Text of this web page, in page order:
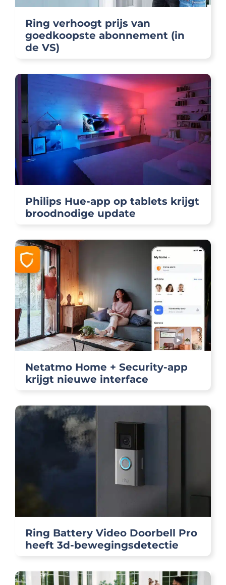
Ring verhoogt prijs van
goedkoopste abonnement (in
de VS)
Philips Hue-app op tablets krijgt
broodnodige update
Netatmo Home + Security-app
krijgt nieuwe interface
Ring Battery Video Doorbell Pro
heeft 3d-bewegingsdetectie